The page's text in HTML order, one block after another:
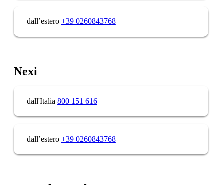
dall’estero +39 0260843768
Nexi
dall'Italia 800 151 616
dall’estero +39 0260843768